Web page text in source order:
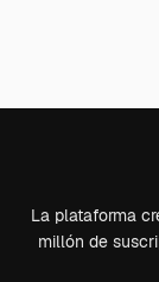
La plataforma
millón de